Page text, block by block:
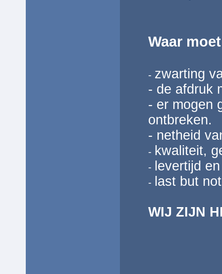
Waar
- zwarting
- de afdruk
- er mogen
ontbreken.
- netheid
- kwaliteit,
- levertijd
- last but
WIJ ZIJN